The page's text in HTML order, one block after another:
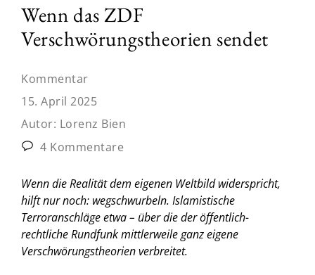
Wenn das ZDF
Verschwörungstheorien sendet
Kommentar
15. April 2025
Autor: Lorenz Bien
4 Kommentare
Wenn die Realität dem eigenen Weltbild widerspricht,
hilft nur noch: wegschwurbeln. Islamistische
Terroranschläge etwa – über die der öffentlich-
rechtliche Rundfunk mittlerweile ganz eigene
Verschwörungstheorien verbreitet.